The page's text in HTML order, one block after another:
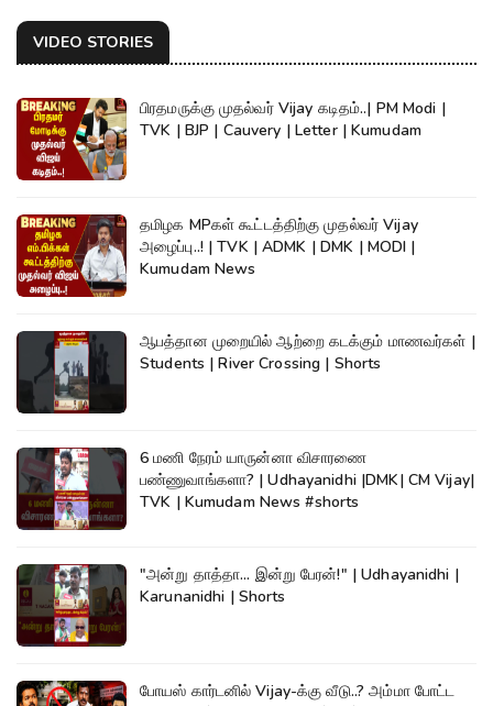
VIDEO STORIES
பிரதமருக்கு முதல்வர் Vijay கடிதம்..| PM Modi |
TVK | BJP | Cauvery | Letter | Kumudam
தமிழக MPகள் கூட்டத்திற்கு முதல்வர் Vijay
அழைப்பு..! | TVK | ADMK | DMK | MODI |
Kumudam News
ஆபத்தான முறையில் ஆற்றை கடக்கும் மாணவர்கள் |
Students | River Crossing | Shorts
6 மணி நேரம் யாருன்னா விசாரணை
பண்ணுவாங்களா? | Udhayanidhi |DMK| CM Vijay|
TVK | Kumudam News #shorts
"அன்று தாத்தா... இன்று பேரன்!" | Udhayanidhi |
Karunanidhi | Shorts
போயஸ் கார்டனில் Vijay-க்கு வீடு..? அம்மா போட்ட